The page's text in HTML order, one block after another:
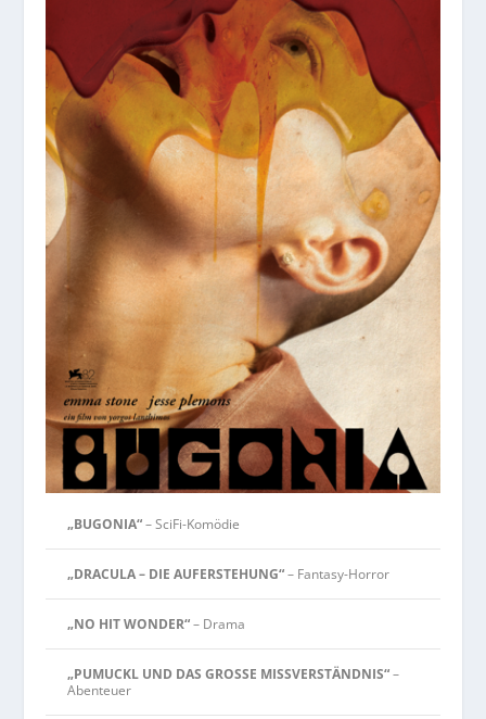
„BUGONIA“– SciFi-Komödie
„DRACULA – DIE AUFERSTEHUNG“– Fantasy-Horror
„NO HIT WONDER“– Drama
„PUMUCKL UND DAS GROSSE MISSVERSTÄNDNIS“–
Abenteuer